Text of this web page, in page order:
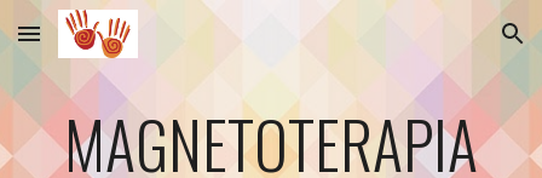
Skip to main content Skip to navigation
MAGNETOTERAPIA